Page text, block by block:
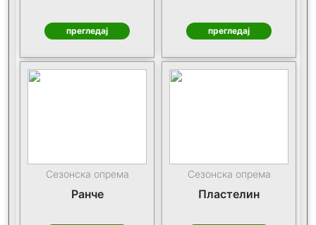
прегледај прегледај
Сезонска опрема
Ранче
Сезонска опрема
Пластелин